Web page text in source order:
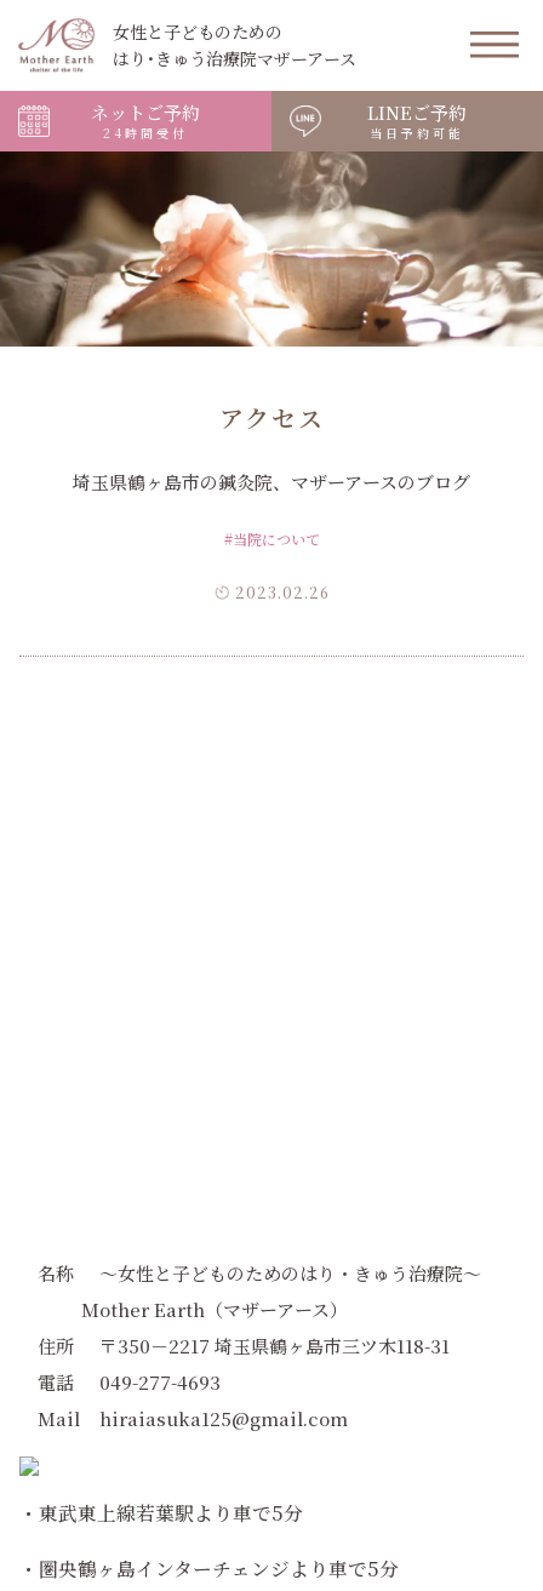
女性と子どものための
はり･きゅう治療院マザーアース
ネットご予約
24時間受付
LINEご予約
当日予約可能
アクセス
埼玉県鶴ヶ島市の鍼灸院、マザーアースのブログ
#当院について
2023.02.26
名称
～女性と子どものためのはり・きゅう治療院～
Mother Earth（マザーアース）
住所
〒350－2217 埼玉県鶴ヶ島市三ツ木118-31
電話
049-277-4693
Mail hiraiasuka125@gmail.com
・東武東上線若葉駅より車で5分
・圏央鶴ヶ島インターチェンジより車で5分